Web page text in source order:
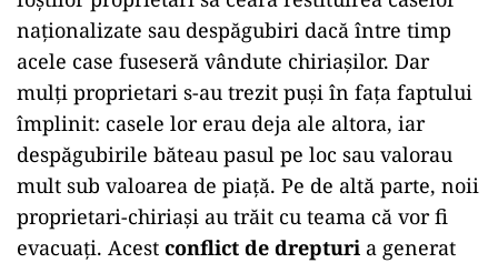
naționalizate sau despăgubiri dacă între timp
acele case fuseseră vândute chiriașilor. Dar
mulți proprietari s-au trezit puși în fața faptului
împlinit: casele lor erau deja ale altora, iar
despăgubirile băteau pasul pe loc sau valorau
mult sub valoarea de piață. Pe de altă parte, noii
proprietari-chiriași au trăit cu teama că vor fi
evacuați. Acest conflict de drepturi a generat